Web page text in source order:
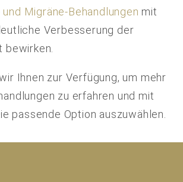
Migräne-Behandlungen mit
Verbesserung der
bewirken.
Ihnen zur Verfügung, um mehr
zu erfahren und mit
passende Option auszuwählen.